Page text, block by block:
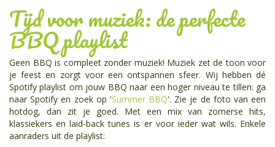
Tijd voor muziek: de perfecte
BBQ playlist
Geen BBQ is compleet zonder muziek! Muziek zet de toon voor
je feest en zorgt voor een ontspannen sfeer. Wij hebben dé
Spotify playlist om jouw BBQ naar een hoger niveau te tillen: ga
naar Spotify en zoek op 'Summer BBQ'. Zie je de foto van een
hotdog, dan zit je goed. Met een mix van zomerse hits,
klassiekers en laid-back tunes is er voor ieder wat wils. Enkele
aanraders uit de playlist: